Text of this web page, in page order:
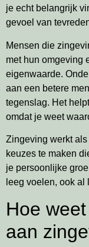
je echt belangrijk
gevoel van
Mensen die
met hun omgeving
eigenwaarde.
aan een betere
tegenslag. Het
omdat je weet
Zingeving werkt
keuzes te maken
je persoonlijke
leeg voelen, ook
Hoe
aan